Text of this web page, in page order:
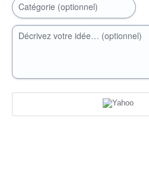
Catégorie (optionnel)
Décrivez votre idée… (optionnel)